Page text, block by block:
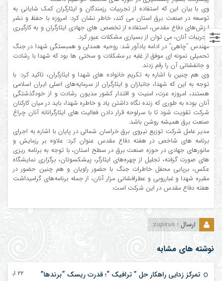
وی با بیان این که استفاده از تجربیات رزمندگان و ایثارگران کمک شایانی به
توسعه در صنعت برق استان می کند، خاطر نشان کرد: امروزه با حفظ و نشر
ارزش‌های دفاع مقدس، استفاده از تخصص های جهادی ایثارگران و به کارگیری
تجریبات آنان، می توان از بسیاری مشکلات عبور کرد.
مهندس “چاهی” در ادامه یادآور شد: روحیه همدلی و همبستگی شهدا در جنگ
تحمیلی نمونه ای موفق از غلبه بر مشکلات و سختی ها بود که شهدا با رشادت
و جانفشانی آن را رقم زدند.
وی هم چنین با اشاره به تکریم خانواده های شهدا و ایثارگران، تاکید کرد: با
توجه به این که شهدا، جانبازان و ایثارگران از سرمایه‌های اصلی ایران اسلامی
هستند، امروزه عزت، امنیت و اقتدار کشور مدیون رشادت و از خودگذشتگی
آنان بوده به طوری که زنده نگاه داشتن یاد و خاطره شهدا، باید در میان کارکنان
شرکت تقویت شود تا با سرلوحه قرار دادن فعالیت های ایثارگرانانه آنان چراغ
صنعت برق همیشه روشن باشد.
مدیر عامل شرکت توزیع نیروی برق خراسان شمالی در پایان با اشاره به اجرای
برنامه های شاخص در هفته دفاع مقدس عنوان کرد: علاوه بر رزمایش و
مانورهای جهادی در حوزه صنعت برق در سطح استان، با توجه به برنامه ریزی
های صورت گرفته، تجلیل از چهره‌های ایثارگر، پیشکسوتان، برگزاری نمایشگاه
عکس، برپایی محفل خاطرات جنگ با حضور راویان و هم چنین حضور در
مقبره شهدا و غبارروبی و عطرافشانی مزار آنان، از جمله برنامه‌های گرامیداشت
هفته دفاع مقدس در این شرکت است.
ارسال : zupirus
نوشته های مشابه
تمرکز زدایی راهکار حل ” ترافیک “؛ قدرت ریسک “برندها” ۲۲ اردیبهشت ۱۴۰۵